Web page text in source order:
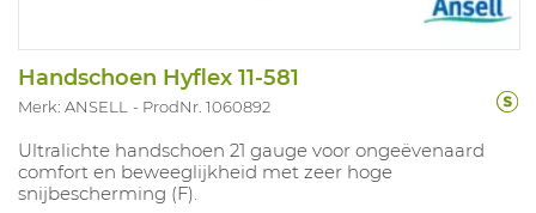
Handschoen Hyflex 11-581
Merk: ANSELL ProdNr. 1060892
Ultralichte handschoen 21 gauge voor ongeëvenaard
comfort en beweeglijkheid met zeer hoge
snijbescherming (F).